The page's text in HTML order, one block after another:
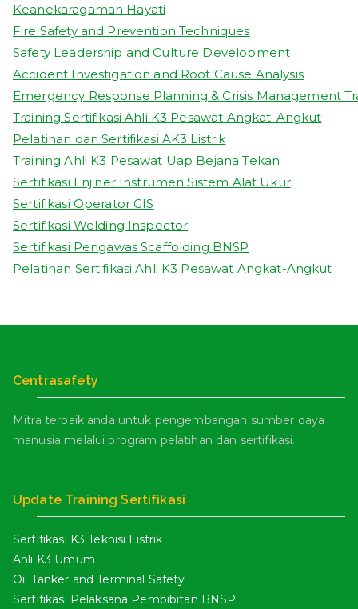
Keanekaragaman Hayati
Fire Safety and Prevention Techniques
Safety Leadership and Culture Development
Accident Investigation and Root Cause Analysis
Emergency Response Planning & Crisis Management
Training Sertifikasi Ahli K3 Pesawat Angkat-Angkut
Pelatihan dan Sertifikasi AK3 Listrik
Training Ahli K3 Pesawat Uap Bejana Tekan
Sertifikasi Enjiner Instrumen Sistem Alat Ukur
Sertifikasi Operator GIS
Sertifikasi Welding Inspector
Sertifikasi Pengawas Scaffolding BNSP
Pelatihan Sertifikasi Ahli K3 Pesawat Angkat-Angkut
Centrasafety
Mitra terbaik anda untuk pengembangan sumber daya
manusia melalui program pelatihan dan sertifikasi.
Update Training Sertifikasi
Sertifikasi K3 Teknisi Listrik
Ahli K3 Umum
Oil Tanker and Terminal Safety
Sertifikasi Pelaksana Pembibitan BNSP